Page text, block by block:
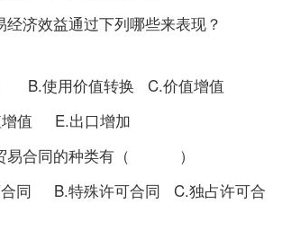
济效益通过下列哪些来表现？
使用价值转换 C.价值增值
值 E.出口增加
易合同的种类有（ ）
同 B.特殊许可合同 C.独占许可合